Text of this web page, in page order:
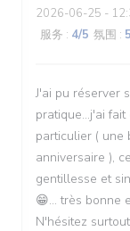
2026-06-25 -
服务 : 4/5 氛围 : 5
J'ai pu réserver
pratique...j'ai
particulier ( une
anniversaire ),
gentillesse et
😁... très bonne
N'hésitez